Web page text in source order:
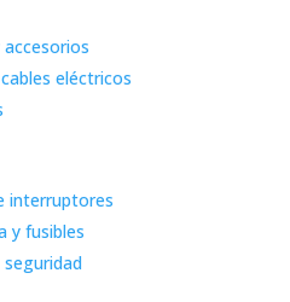
eléctricos
interruptores
y fusibles